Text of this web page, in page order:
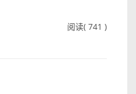
阅读( 741 )